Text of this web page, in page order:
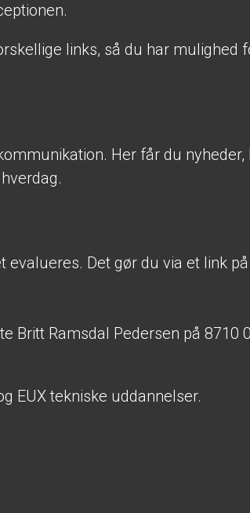
links, så du har mulighed
Her får du nyheder,
evalueres. Det gør du via et link på
Britt Ramsdal Pedersen på 8710
EUX tekniske uddannelser.